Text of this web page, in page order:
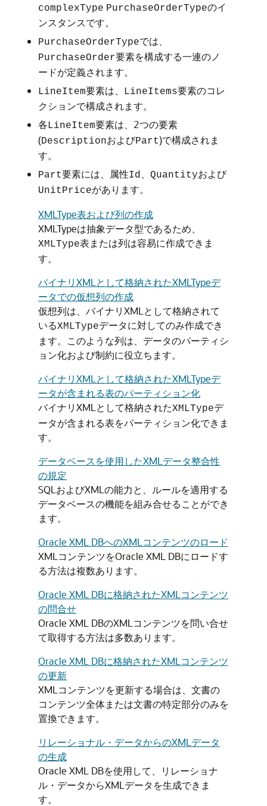
complexType PurchaseOrderTypeのイ
ンスタンスです。
PurchaseOrderTypeでは、
PurchaseOrder要素を構成する一連のノ
ードが定義されます。
LineItem要素は、 LineItems要素のコレ
クションで構成されます。
各LineItem要素は、2つの要素
(DescriptionおよびPart)で構成されま
す。
Part要素には、属性Id Quantityおよび
UnitPriceがあります。
XMLType表および列の作成
XMLTypeは抽象データ型であるため、
XMLType表または列は容易に作成できま
す。
バイナリXMLとして格納されたXMLTypeデ
ータでの仮想列の作成
仮想列は、バイナリXMLとして格納されて
いるXMLTypeデータに対してのみ作成でき
ます。このような列は、データのパーティシ
ョン化および制約に役立ちます。
バイナリXMLとして格納されたXMLTypeデ
ータが含まれる表のパーティション化
バイナリXMLとして格納されたXMLTypeデ
ータが含まれる表をパーティション化できま
す。
データベースを使用したXMLデータ整合性
の規定
SQLおよびXMLの能力と、ルールを適用する
データベースの機能を組み合せることができ
ます。
Oracle XML DBへのXMLコンテンツのロード
XMLコンテンツをOracle XML DBにロードす
る方法は複数あります。
Oracle XML DBに格納されたXMLコンテンツ
の問合せ
Oracle XML DBのXMLコンテンツを問い合せ
て取得する方法は多数あります。
Oracle XML DBに格納されたXMLコンテンツ
の更新
XMLコンテンツを更新する場合は、文書の
コンテンツ全体または文書の特定部分のみを
置換できます。
リレーショナル・データからのXMLデータ
の生成
Oracle XML DBを使用して、リレーショナ
ル・データからXMLデータを生成できま
す。